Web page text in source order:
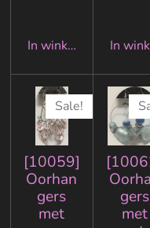
In winkelwagenIn
Sale!
[10059]
Oorhan
gers
met
gers
met